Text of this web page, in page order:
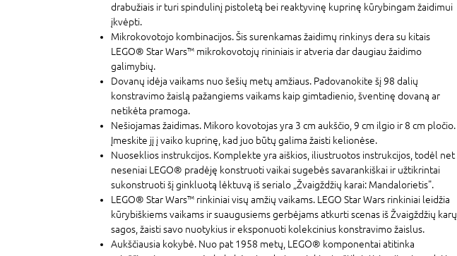
drabužiais ir turi spindulinį pistoletą bei reaktyvinę kuprinę kūrybingam žaidimui
įkvėpti.
Mikrokovotojo kombinacijos. Šis surenkamas žaidimų rinkinys dera su kitais
LEGO® Star Wars™ mikrokovotojų rininiais ir atveria dar daugiau žaidimo
galimybių.
Dovanų idėja vaikams nuo šešių metų amžiaus. Padovanokite šį 98 dalių
konstravimo žaislą pažangiems vaikams kaip gimtadienio, šventinę dovaną ar
netikėta pramoga.
Nešiojamas žaidimas. Mikoro kovotojas yra 3 cm aukščio, 9 cm ilgio ir 8 cm pločio.
Įmeskite jį į vaiko kuprinę, kad juo būtų galima žaisti kelionėse.
Nuoseklios instrukcijos. Komplekte yra aiškios, iliustruotos instrukcijos, todėl net
neseniai LEGO® pradėję konstruoti vaikai sugebės savarankiškai ir užtikrintai
sukonstruoti šį ginkluotą lėktuvą iš serialo „Žvaigždžių karai: Mandalorietis".
LEGO® Star Wars™ rinkiniai visų amžių vaikams. LEGO Star Wars rinkiniai leidžia
kūrybiškiems vaikams ir suaugusiems gerbėjams atkurti scenas iš Žvaigždžių karų
sagos, žaisti savo nuotykius ir eksponuoti kolekcinius konstravimo žaislus.
Aukščiausia kokybė. Nuo pat 1958 metų, LEGO® komponentai atitinka